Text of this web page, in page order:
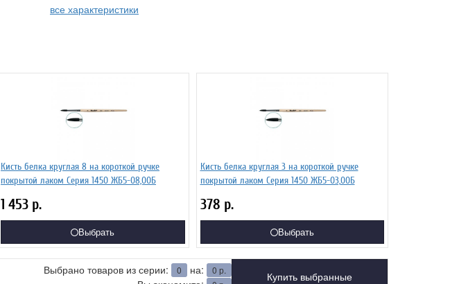
все характеристики
Кисть белка круглая 8 на короткой ручке
покрытой лаком Серия 1450 ЖБ5-08,00Б
1 453 р.
Выбрать
Кисть белка круглая 3 на короткой ручке
покрытой лаком Серия 1450 ЖБ5-03,00Б
378 р.
Выбрать
Выбрано товаров из серии: 0 на: 0 р.
Купить выбранные